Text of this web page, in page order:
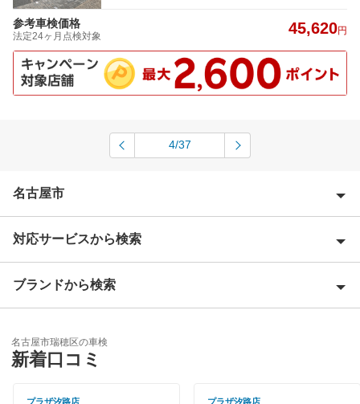
参考車検価格
法定24ヶ月点検対象 45,620円
4/37
名古屋市
名古屋市熱田区
名古屋市昭和区
名古屋市千種区
名古屋市天白区
対応サービスから検索
Award 受賞店
特典あり
ブランドから検索
「車検の速太郎」
アップル車検
名古屋市瑞穂区の車検
新着口コミ
プラザ汐路店 プラザ汐路店